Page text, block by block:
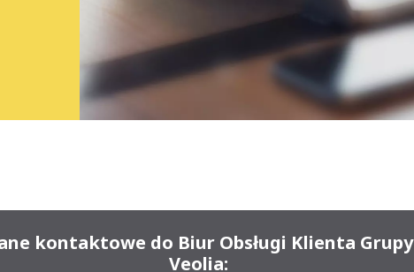
kontaktowe do Biur Obsługi Klienta Grupy
Veolia: